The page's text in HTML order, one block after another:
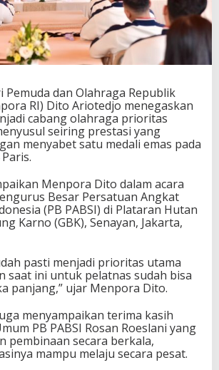
e
s
i
J
a
C
a
b
o
r
i
o
r
i
s
U
t
m
a
Pemuda dan Olahraga Republik
RI) Dito Ariotedjo menegaskan
cabang olahraga prioritas
seiring prestasi yang
menyabet satu medali emas pada
Menpora Dito dalam acara
Besar Persatuan Angkat
(PB PABSI) di Plataran Hutan
Karno (GBK), Senayan, Jakarta,
pasti menjadi prioritas utama
saat ini untuk pelatnas sudah bisa
panjang,” ujar Menpora Dito.
menyampaikan terima kasih
PB PABSI Rosan Roeslani yang
pembinaan secara berkala,
mampu melaju secara pesat.